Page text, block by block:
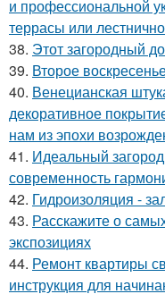
и профессиональной
террасы или
38. Этот загородный
39. Второе
40. Венецианская
декоративное
нам из эпохи
41. Идеальный
современность
42. Гидроизоляция -
43. Расскажите о
экспозициях
44. Ремонт квартиры
инструкция для